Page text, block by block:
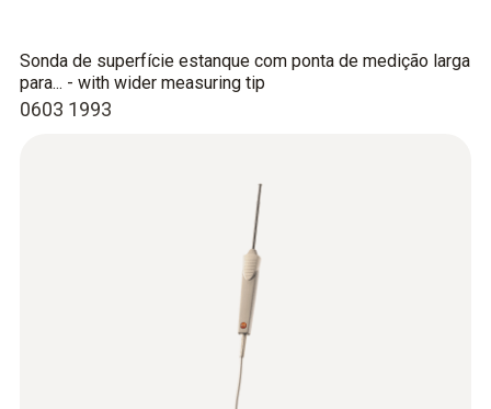
0603 1993
Sonda de superfície estanque com ponta de medição larga
para... - with wider measuring tip